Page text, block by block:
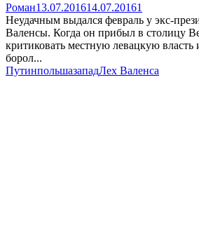
Роман13.07.201614.07.20161
Неудачным выдался февраль у экс-
Валенсы. Когда он прибыл в столицу
критиковать местную левацкую власть
борол...
ПутинпольшазападЛех Валенса